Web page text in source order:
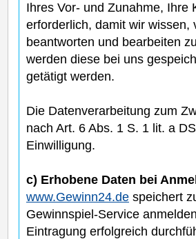
Ihres Vor- und Zunahme, Ihre
erforderlich, damit wir wissen,
beantworten und bearbeiten
werden diese bei uns
getätigt werden.
Die Datenverarbeitung zum
nach Art. 6 Abs. 1 S. 1 lit. a
Einwilligung.
c) Erhobene Daten bei
www.Gewinn24.de speichert
Gewinnspiel-Service
Eintragung erfolgreich